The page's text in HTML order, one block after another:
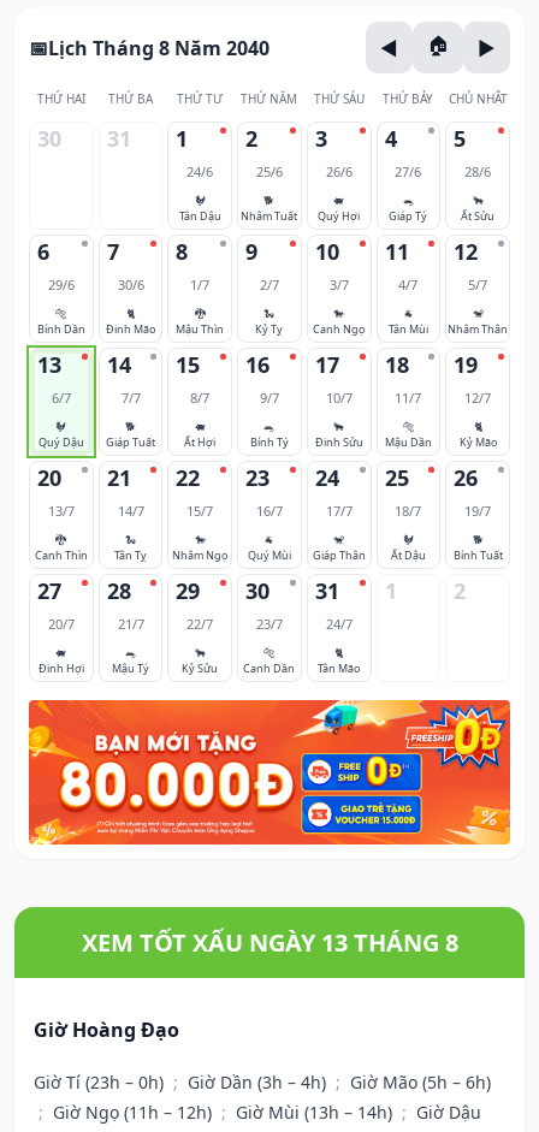
Lịch Tháng 8 Năm 2040
THỨ HAI THỨ BA THỨ TƯ THỨ NĂM THỨ SÁU THỨ BẢY CHỦ NHẬT
30 31 1
24/6
🐓
Tân Dậu
2
25/6
🐕
Nhâm Tuất
3
26/6
🐖
Quý Hợi
4
27/6
🐀
Giáp Tý
5
28/6
🐂
Ất Sửu
6
29/6
🐅
Bính Dần
7
30/6
🐈
Đinh Mão
8
1/7
🐉
Mậu Thìn
9
2/7
🐍
Kỷ Tỵ
10
3/7
🐎
Canh Ngọ
11
4/7
🐐
Tân Mùi
12
5/7
🐒
Nhâm Thân
13
6/7
🐓
Quý Dậu
14
7/7
🐕
Giáp Tuất
15
8/7
🐖
Ất Hợi
16
9/7
🐀
Bính Tý
17
10/7
🐂
Đinh Sửu
18
11/7
🐅
Mậu Dần
19
12/7
🐈
Kỷ Mão
20
13/7
🐉
Canh Thìn
21
14/7
🐍
Tân Tỵ
22
15/7
🐎
Nhâm Ngọ
23
16/7
🐐
Quý Mùi
24
17/7
🐒
Giáp Thân
25
18/7
🐓
Ất Dậu
26
19/7
🐕
Bính Tuất
27
20/7
🐖
Đinh Hợi
28
21/7
🐀
Mậu Tý
29
22/7
🐂
Kỷ Sửu
30
23/7
🐅
Canh Dần
31
24/7
🐈
Tân Mão
1 2
XEM TỐT XẤU NGÀY 13 THÁNG 8
Giờ Hoàng Đạo
Giờ Tí (23h – 0h) ; Giờ Dần (3h – 4h) ; Giờ Mão (5h – 6h)
; Giờ Ngọ (11h – 12h) ; Giờ Mùi (13h – 14h) ; Giờ Dậu